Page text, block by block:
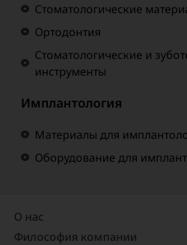
Стоматологические
Ортодонтия
Стоматологические и
инструменты
Имплантология
Материалы для
Оборудование для
О нас
Философия компании